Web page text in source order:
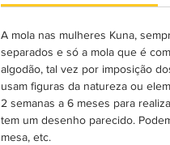
A mola nas mulheres Kuna,
separados e só a mola que é
algodão, tal vez por imposição
usam figuras da natureza ou
2 semanas a 6 meses para
tem um desenho parecido.
mesa, etc.